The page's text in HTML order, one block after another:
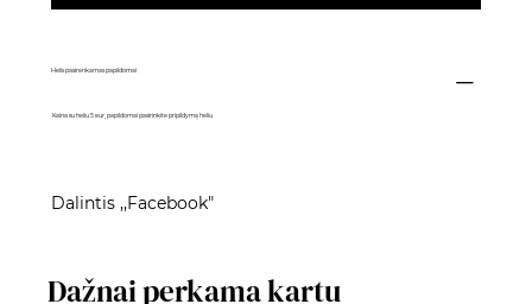
Helis pasirenkamas papildomai
Kaina su heliu 5 eur, papildomai pasirinkite pripildymą heliu
Dalintis ,,Facebook"
Dažnai perkama kartu